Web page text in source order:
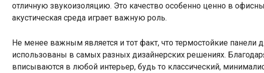
отличную звукоизоляцию. Это качество особенно ценно в
акустическая среда играет важную роль.
Не менее важным является и тот факт, что термостойкие панели
использованы в самых разных дизайнерских решениях.
вписываются в любой интерьер, будь то классический,